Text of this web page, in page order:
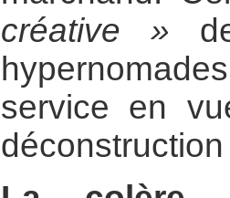
créative »
service en